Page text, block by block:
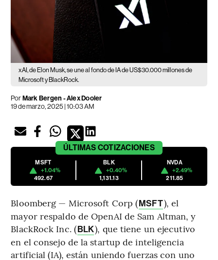
xAI, de Elon Musk, se une al fondo de IA de US$30.000 millones de
Microsoft y BlackRock.
PorMark Bergen - Alex Dooler
19 de marzo, 2025 | 10:03 AM
ÚLTIMAS COTIZACIONES
MSFT
+1.04%
492.67
BLK
+0.40%
1,131.13
NVDA
+2.49%
211.85
Bloomberg — Microsoft Corp (MSFT), el
mayor respaldo de OpenAI de Sam Altman, y
BlackRock Inc. (BLK), que tiene un ejecutivo
en el consejo de la startup de inteligencia
artificial (IA), están uniendo fuerzas con uno